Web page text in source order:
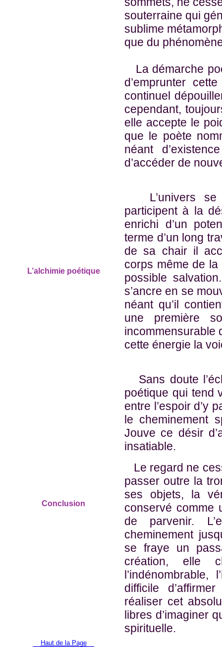
souterraine qui
sublime
que du
La démarche
d’emprunter
continuel
cependant,
elle accepte le
que le poète
néant
d’accéder de
L’alchimie poétique
L’univers se
participent à la
enrichi d’un
terme d’un long
de sa chair il
corps même de
possible
s’ancre en se
néant qu’il
une première
incommensurable
cette énergie la
Conclusion
Sans doute
poétique qui tend
entre l’espoir d’y
le cheminement
Jouve ce désir
insatiable.
Le regard ne
passer outre la
ses objets, la
conservé comme
de parvenir.
cheminement
se fraye un
création, elle
l’indénombrable,
difficile
réaliser cet
libres d’imaginer
spirituelle.
Haut de la Page